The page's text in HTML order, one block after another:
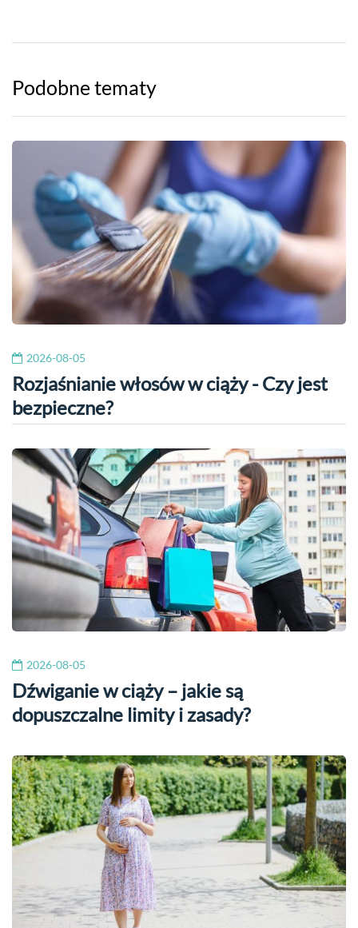
Podobne tematy
2026-08-05
Rozjaśnianie włosów w ciąży - Czy jest
bezpieczne?
2026-08-05
Dźwiganie w ciąży – jakie są
dopuszczalne limity i zasady?